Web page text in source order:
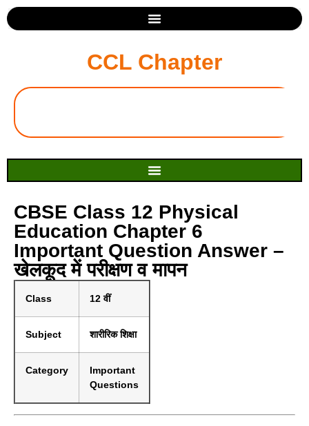
CCL Chapter
CBSE Class 12 Physical
Education Chapter 6
Important Question Answer –
खेलकूद में परीक्षण व मापन
Class 12 वीं
Subject शारीरिक शिक्षा
Category
Important
Questions